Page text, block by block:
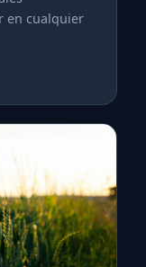
en cualquier